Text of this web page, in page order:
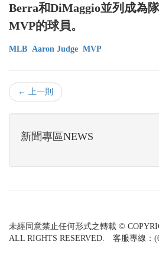
Berra和DiMaggio並列成為
MVP的球員。
MLB Aaron Judge MVP
← 上一則
新聞專區NEWS
未經同意禁止任何形式之轉載 ©
ALL RIGHTS RESERVED. 客服專線：